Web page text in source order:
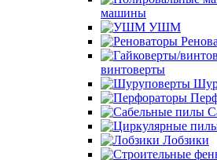
машины
УШМ
винтоверты
Лобзики